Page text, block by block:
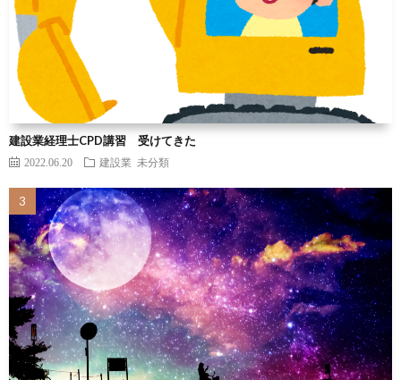
建設業経理士CPD講習 受けてきた
2022.06.20 建設業 未分類